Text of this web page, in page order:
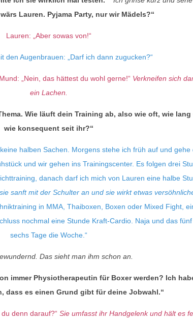
wärs Lauren. Pyjama Party, nur wir Mädels?“
Lauren: „Aber sowas von!“
den Augenbrauen: „Darf ich dann zugucken?“
„Nein, das hättest du wohl gerne!“ Verkneifen sich
ein Lachen.
Wie läuft dein Training ab, also wie oft, wie lang
wie konsequent seit ihr?“
halben Sachen. Morgens stehe ich früh auf und gehe
und wir gehen ins Trainingscenter. Es folgen drei
danach darf ich mich von Lauren eine halbe
sanft mit der Schulter an und sie wirkt etwas
in MMA, Thaiboxen, Boxen oder Mixed Fight,
nochmal eine Stunde Kraft-Cardio. Naja und das
sechs Tage die Woche.“
Das sieht man ihm schon an.
immer Physiotherapeutin für Boxer werden? Ich
dass es einen Grund gibt für deine Jobwahl.“
denn darauf?“ Sie umfasst ihr Handgelenk und hält es